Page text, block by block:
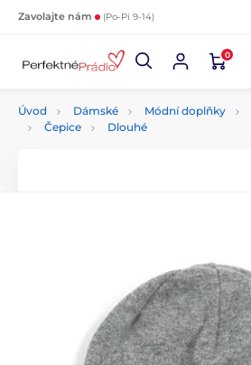
Zavolajte nám (Po-Pi 9-14)
0
Úvod Dámské Módní doplňky
Čepice
Dlouhé